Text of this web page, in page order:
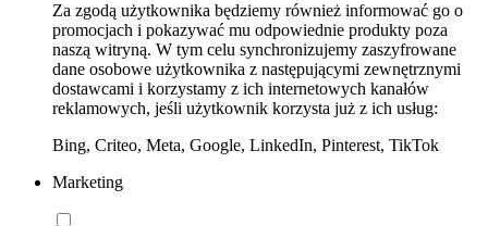
Za zgodą użytkownika będziemy również informować go o
promocjach i pokazywać mu odpowiednie produkty poza
naszą witryną. W tym celu synchronizujemy zaszyfrowane
dane osobowe użytkownika z następującymi zewnętrznymi
dostawcami i korzystamy z ich internetowych kanałów
reklamowych, jeśli użytkownik korzysta już z ich usług:
Bing, Criteo, Meta, Google, LinkedIn, Pinterest, TikTok
Marketing